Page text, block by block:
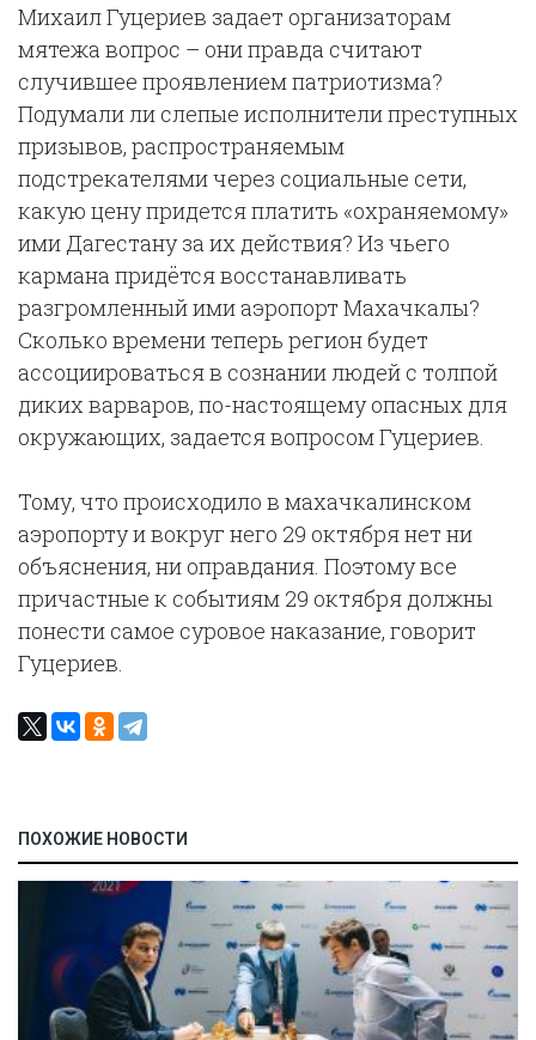
Михаил Гуцериев задает организаторам
мятежа вопрос – они правда считают
случившее проявлением патриотизма?
Подумали ли слепые исполнители преступных
призывов, распространяемым
подстрекателями через социальные сети,
какую цену придется платить «охраняемому»
ими Дагестану за их действия? Из чьего
кармана придётся восстанавливать
разгромленный ими аэропорт Махачкалы?
Сколько времени теперь регион будет
ассоциироваться в сознании людей с толпой
диких варваров, по-настоящему опасных для
окружающих, задается вопросом Гуцериев.
Тому, что происходило в махачкалинском
аэропорту и вокруг него 29 октября нет ни
объяснения, ни оправдания. Поэтому все
причастные к событиям 29 октября должны
понести самое суровое наказание, говорит
Гуцериев.
ПОХОЖИЕ НОВОСТИ